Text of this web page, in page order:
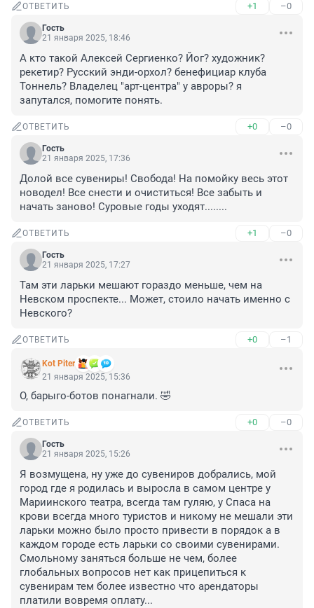
ОТВЕТИТЬ +1 –0
Гость
21 января 2025, 18:46
А кто такой Алексей Сергиенко? Йог? художник?
рекетир? Русский энди-орхол? бенефициар клуба
Тоннель? Владелец "арт-центра" у авроры? я
запутался, помогите понять.
ОТВЕТИТЬ +0 –0
Гость
21 января 2025, 17:36
Долой все сувениры! Свобода! На помойку весь этот
новодел! Все снести и очиститься! Все забыть и
начать заново! Суровые годы уходят........
ОТВЕТИТЬ +1 –0
Гость
21 января 2025, 17:27
Там эти ларьки мешают гораздо меньше, чем на
Невском проспекте... Может, стоило начать именно с
Невского?
ОТВЕТИТЬ +0 –1
Kot Piter
21 января 2025, 15:36
О, барыго-ботов понагнали. 🤣
ОТВЕТИТЬ +0 –0
Гость
21 января 2025, 15:26
Я возмущена, ну уже до сувениров добрались, мой
город где я родилась и выросла в самом центре у
Мариинского театра, всегда там гуляю, у Спаса на
крови всегда много туристов и никому не мешали эти
ларьки можно было просто привести в порядок а в
каждом городе есть ларьки со своими сувенирами.
Смольному заняться больше не чем, более
глобальных вопросов нет как прицепиться к
сувенирам тем более известно что арендаторы
платили вовремя оплату...